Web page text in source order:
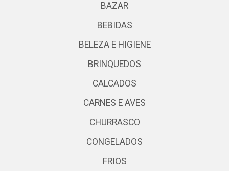
BAZAR
BEBIDAS
BELEZA E HIGIENE
BRINQUEDOS
CALCADOS
CARNES E AVES
CHURRASCO
CONGELADOS
FRIOS